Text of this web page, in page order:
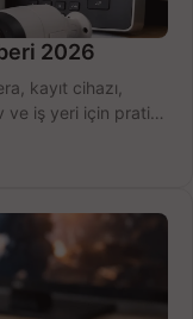
2026
kayıt cihazı,
ve iş yeri için pratik